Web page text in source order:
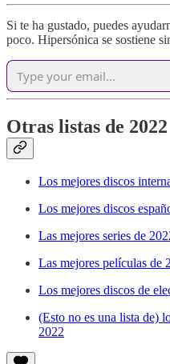
Si te ha gustado, puedes
poco. Hipersónica se sostiene
Otras listas de 2022
Los mejores discos
Los mejores discos
Las mejores series de
Las mejores películas de
Los mejores discos de
(Esto no es una lista de)
2022